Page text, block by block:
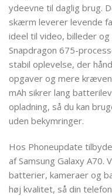
ydeevne til daglig brug.
skærm leverer levende
ideel til video, billeder
Snapdragon 675-
stabil oplevelse, der
opgaver og mere
mAh sikrer lang
opladning, så du kan
uden bekymringer.
Hos Phoneupdate
af Samsung Galaxy A70.
batterier, kameraer og
høj kvalitet, så din